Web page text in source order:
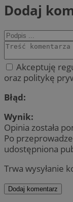
Dodaj
Akceptuję
oraz politykę
Błąd:
Wynik:
Opinia została
Po
udostępniona
Trwa wysyłanie
Dodaj komentarz